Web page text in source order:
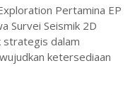
Pertamina EP
Survei Seismik 2D
strategis dalam
ketersediaan